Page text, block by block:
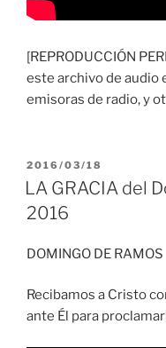
[REPRODUCCIÓN
este archivo de audio
emisoras de radio, y
PUBLICADO
EL
2016/03/18
LA GRACIA del
2016
DOMINGO DE RAMOS
Recibamos a Cristo
ante Él para